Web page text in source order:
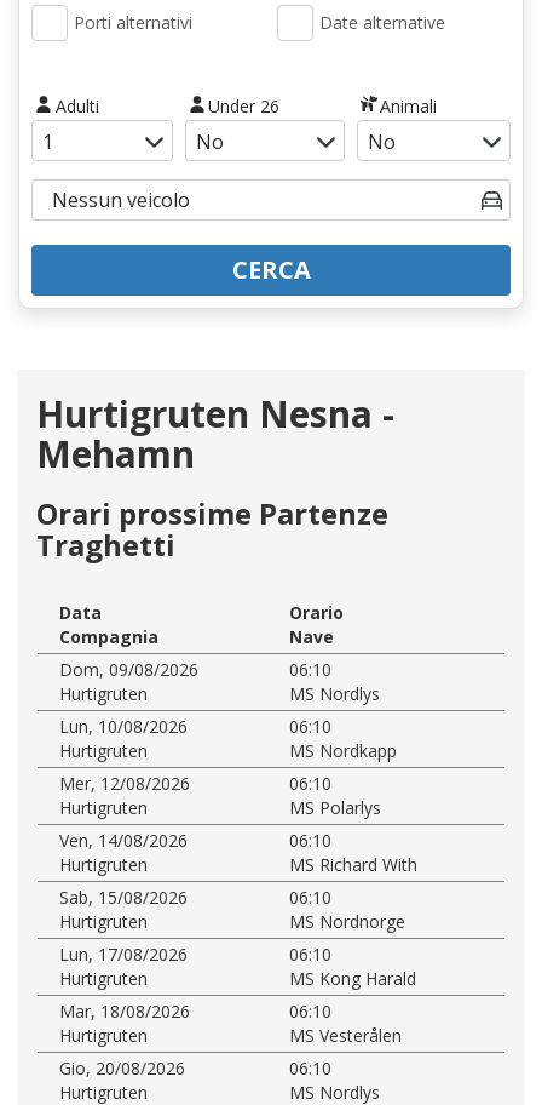
Porti alternativi Date alternative
Adulti Under 26 Animali
CERCA
Hurtigruten Nesna -
Mehamn
Orari prossime Partenze
Traghetti
Data
Orario
Compagnia
Nave
Dom, 09/08/2026
06:10
Hurtigruten
MS Nordlys
Lun, 10/08/2026
06:10
Hurtigruten
MS Nordkapp
Mer, 12/08/2026
06:10
Hurtigruten
MS Polarlys
Ven, 14/08/2026
06:10
Hurtigruten
MS Richard With
Sab, 15/08/2026
06:10
Hurtigruten
MS Nordnorge
Lun, 17/08/2026
06:10
Hurtigruten
MS Kong Harald
Mar, 18/08/2026
06:10
Hurtigruten
MS Vesterålen
Gio, 20/08/2026
06:10
Hurtigruten
MS Nordlys